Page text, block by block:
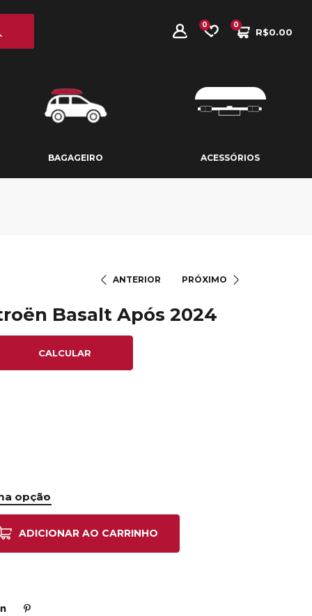
0
R$0.00
0
BAGAGEIRO ACESSÓRIOS
ANTERIOR PRÓXIMO
Basalt Após 2024
CALCULAR
ADICIONAR AO CARRINHO